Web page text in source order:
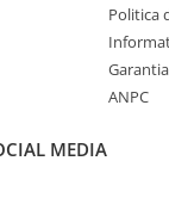
Politica
ANPC
MEDIA